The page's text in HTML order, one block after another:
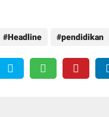
Headline pendidikan